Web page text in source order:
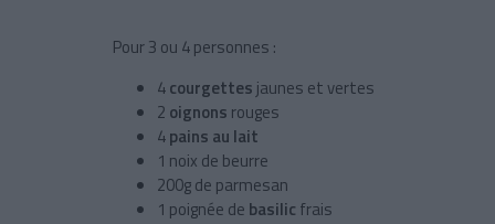
Pour 3 ou 4 personnes :
4courgettes jaunes et vertes
2 oignons rouges
4pains au lait
1 noix de beurre
200g de parmesan
1 poignée de basilic frais